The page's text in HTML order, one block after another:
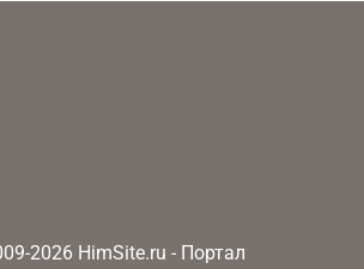
2026 HimSite.ru - Портал